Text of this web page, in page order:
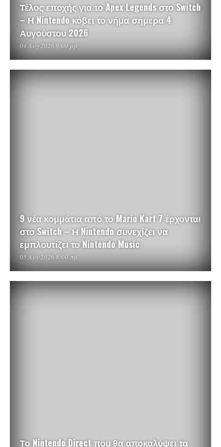
Τέλος εποχής για το Apex Legends στο Switch
– Η Nintendo κόβει το νήμα σήμερα 4
Αυγούστου 2026
04 Αυγ 2026 9:00 μμ
9 νέα κομμάτια από το Mario Kart 7 έρχονται
στο Switch – Η Nintendo συνεχίζει να
εμπλουτίζει το Nintendo Music
05 Αυγ 2026 8:00 πμ
Το Nintendo Direct που θα αποκαλύψει τα